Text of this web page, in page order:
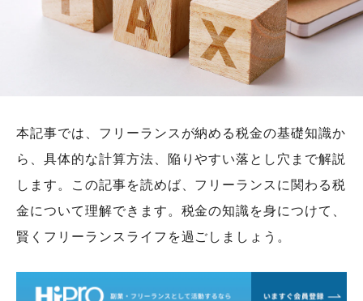
本記事では、フリーランスが納める税金の基礎知識か
ら、具体的な計算方法、陥りやすい落とし穴まで解説
します。この記事を読めば、フリーランスに関わる税
金について理解できます。税金の知識を身につけて、
賢くフリーランスライフを過ごしましょう。